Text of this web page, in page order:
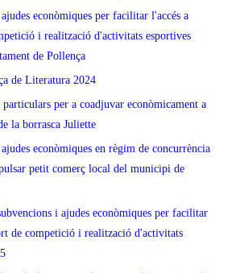
econòmiques per facilitar l'accés a
i realització d'activitats esportives
de Pollença
de Literatura 2024
particulars per a coadjuvar econòmicament a
la borrasca Juliette
econòmiques en règim de concurrència
petit comerç local del municipi de
i ajudes econòmiques per facilitar
de competició i realització d'activitats